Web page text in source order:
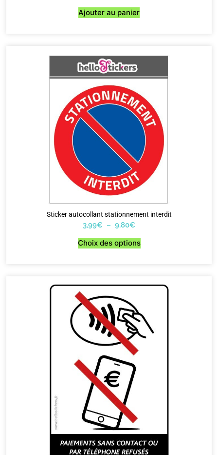
Ajouter au panier
Sticker autocollant stationnement interdit
3,99€ – 9,80€
Choix des options